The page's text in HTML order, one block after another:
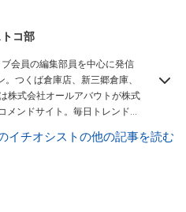
コ部
会員の編集部員を中心に発信
つくば倉庫店、新三郷倉庫、
株式会社オールアバウトが株式
ンドサイト。毎日トレンド情
イチオシストの他の記事を読む